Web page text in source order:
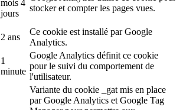
mois 4
jours
stocker et compter les pages vues.
2 ans
Ce cookie est installé par Google
Analytics.
1
minute
Google Analytics définit ce cookie
pour le suivi du comportement de
l'utilisateur.
Variante du cookie _gat mis en place
par Google Analytics et Google Tag